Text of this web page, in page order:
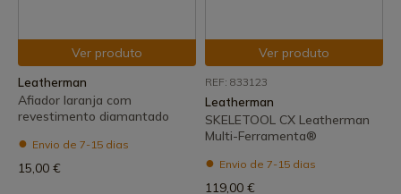
Ver produto
Leatherman
Afiador laranja com
revestimento diamantado
Envio de 7-15 dias
15,00 €
Ver produto
REF: 833123
Leatherman
SKELETOOL CX Leatherman
Multi-Ferramenta®
Envio de 7-15 dias
119,00 €